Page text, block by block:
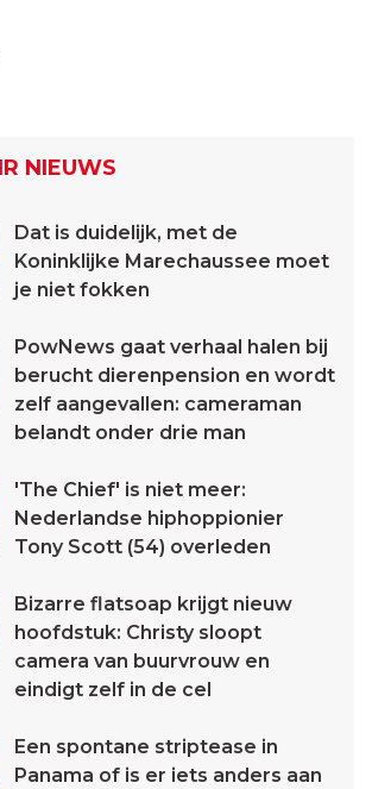
NIEUWS
Dat is duidelijk, met de
Koninklijke Marechaussee moet
je niet fokken
PowNews gaat verhaal halen bij
berucht dierenpension en wordt
zelf aangevallen: cameraman
belandt onder drie man
'The Chief' is niet meer:
Nederlandse hiphoppionier
Tony Scott (54) overleden
Bizarre flatsoap krijgt nieuw
hoofdstuk: Christy sloopt
camera van buurvrouw en
eindigt zelf in de cel
Een spontane striptease in
Panama of is er iets anders aan